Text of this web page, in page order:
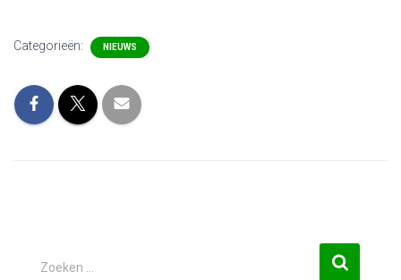
Categorieën: NIEUWS
Zoeken …